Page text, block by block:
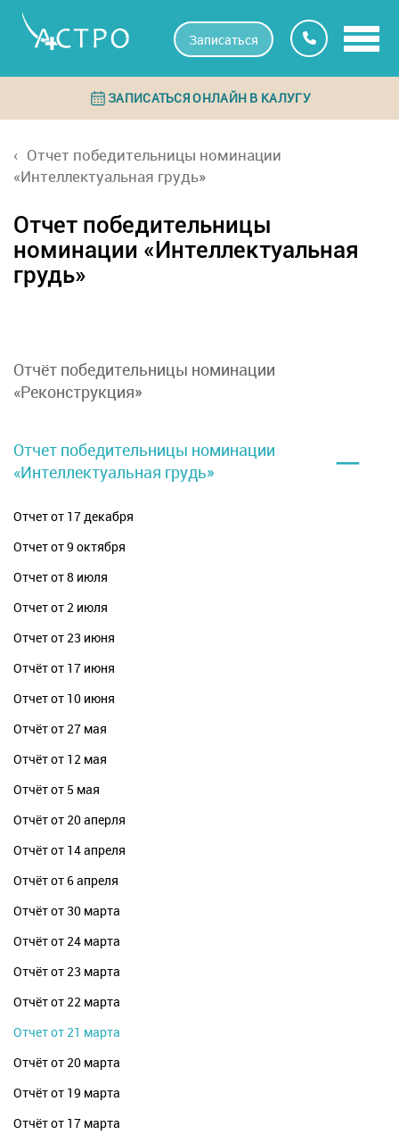
Записаться
ЗАПИСАТЬСЯ ОНЛАЙН В КАЛУГУ
Отчет победительницы номинации
«Интеллектуальная грудь»
Отчет победительницы
номинации «Интеллектуальная
грудь»
Отчёт победительницы номинации
«Реконструкция»
Отчет победительницы номинации
«Интеллектуальная грудь»
–
Отчет от 17 декабря
Отчет от 9 октября
Отчет от 8 июля
Отчет от 2 июля
Отчет от 23 июня
Отчёт от 17 июня
Отчет от 10 июня
Отчёт от 27 мая
Отчёт от 12 мая
Отчёт от 5 мая
Отчёт от 20 аперля
Отчёт от 14 апреля
Отчёт от 6 апреля
Отчёт от 30 марта
Отчёт от 24 марта
Отчёт от 23 марта
Отчёт от 22 марта
Отчет от 21 марта
Отчёт от 20 марта
Отчёт от 19 марта
Отчёт от 17 марта